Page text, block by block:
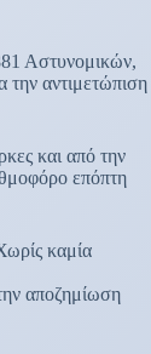
Αστυνομικών,
την αντιμετώπιση
και από την
επόπτη
καμία
αποζημίωση